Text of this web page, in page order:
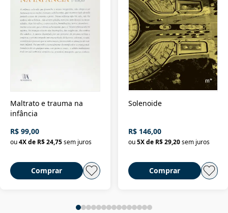
Maltrato e trauma na
infância
R$ 99,00
ou4X de R$ 24,75sem juros
Comprar
Solenoide
R$ 146,00
ou 5X de R$ 29,20 sem juros
Comprar